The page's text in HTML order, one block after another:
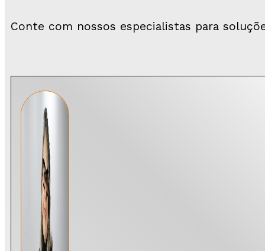
Conte com nossos especialistas para